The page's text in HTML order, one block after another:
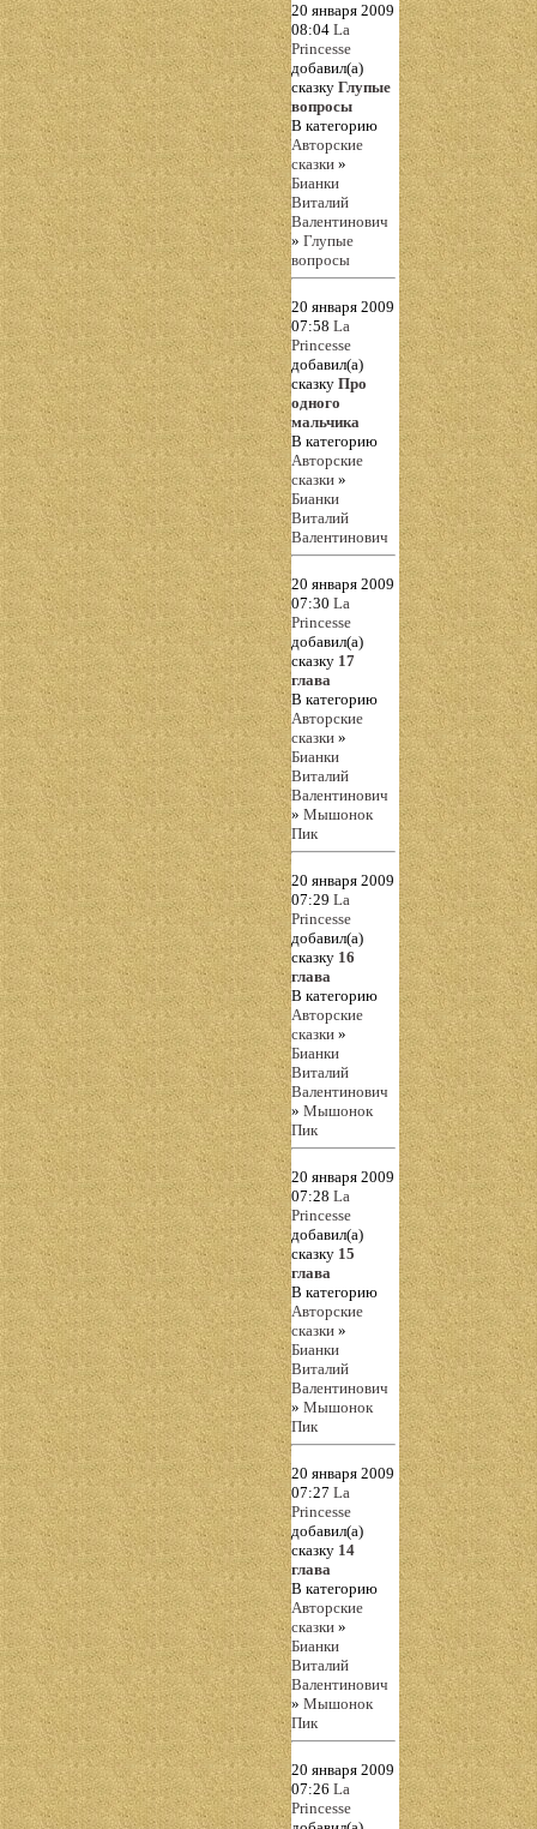
20 января 2009
08:04 La
Princesse
добавил(а)
сказку Глупые
вопросы
В категорию
Авторские
сказки »
Бианки
Виталий
Валентинович
» Глупые
вопросы
20 января 2009
07:58 La
Princesse
добавил(а)
сказку Про
одного
мальчика
В категорию
Авторские
сказки »
Бианки
Виталий
Валентинович
20 января 2009
07:30 La
Princesse
добавил(а)
сказку 17
глава
В категорию
Авторские
сказки »
Бианки
Виталий
Валентинович
» Мышонок
Пик
20 января 2009
07:29 La
Princesse
добавил(а)
сказку 16
глава
В категорию
Авторские
сказки »
Бианки
Виталий
Валентинович
» Мышонок
Пик
20 января 2009
07:28 La
Princesse
добавил(а)
сказку 15
глава
В категорию
Авторские
сказки »
Бианки
Виталий
Валентинович
» Мышонок
Пик
20 января 2009
07:27 La
Princesse
добавил(а)
сказку 14
глава
В категорию
Авторские
сказки »
Бианки
Виталий
Валентинович
» Мышонок
Пик
20 января 2009
07:26 La
Princesse